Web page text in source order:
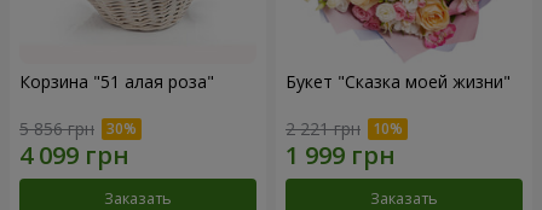
Корзина "51 алая роза"
5 856 грн
Заказать
Букет "Сказка моей жизни"
2 221 грн
Заказать